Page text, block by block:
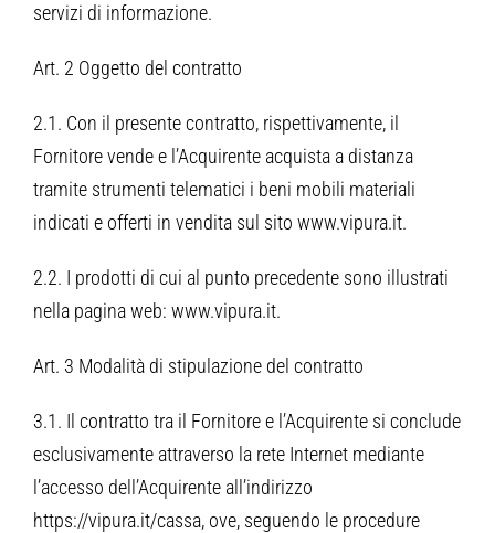
servizi di informazione.
Art. 2 Oggetto del contratto
2.1. Con il presente contratto, rispettivamente, il
Fornitore vende e l’Acquirente acquista a distanza
tramite strumenti telematici i beni mobili materiali
indicati e offerti in vendita sul sito www.vipura.it.
2.2. I prodotti di cui al punto precedente sono illustrati
nella pagina web: www.vipura.it.
Art. 3 Modalità di stipulazione del contratto
3.1. Il contratto tra il Fornitore e l’Acquirente si conclude
esclusivamente attraverso la rete Internet mediante
l’accesso dell’Acquirente all’indirizzo
https://vipura.it/cassa, ove, seguendo le procedure